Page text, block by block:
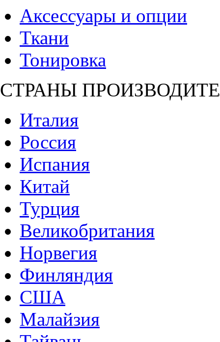
Аксессуары и опции
Ткани
Тонировка
СТРАНЫ
Италия
Россия
Испания
Китай
Турция
Великобритания
Норвегия
Финляндия
США
Малайзия